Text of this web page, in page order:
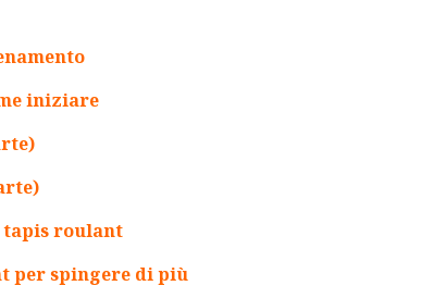
iniziare
tapis roulant
per spingere di più